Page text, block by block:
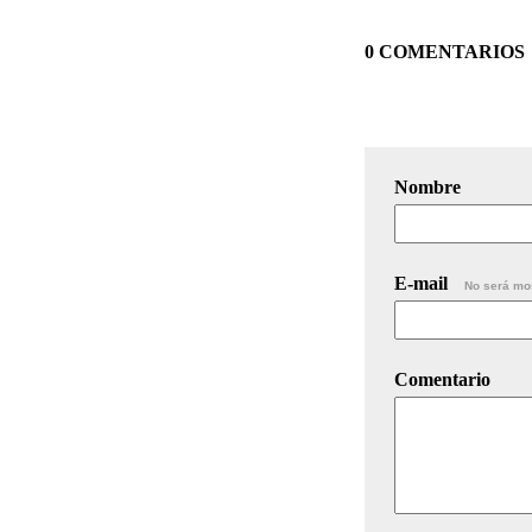
0 COMENTARIOS
Nombre
E-mail No será
Comentario